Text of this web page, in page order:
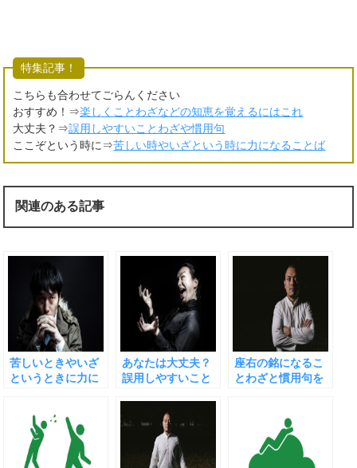
特集記事！
こちらも合わせてごらんください
おすすめ！⇒楽しくことわざなどの知恵を覚えるにはこれ
大丈夫？⇒誤用しやすいことわざや慣用句
ここぞという時に⇒苦しい時やいざという時に力になることば
関連のある記事
苦しいときやいざ
というときに力に
あなたは大丈夫？
誤用しやすいこと
座右の銘になるこ
とわざと慣用句を